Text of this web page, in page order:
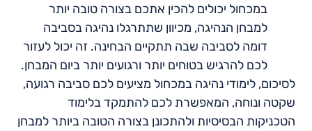
במכחול יכולים להכין אתכם בצורה טובה יותר
למבחן הנהיגה, מכיוון שתתרגלו נהיגה בסביבה
דומה לסביבה שבה תתקיים הבחינה. זה יכול לעזור
לכם להרגיש בטוחים יותר ורגועים יותר ביום המבחן.
לסיכום, לימודי נהיגה במכחול מציעים לכם סביבה רגועה,
שקטה ונוחה, המאפשרת לכם להתמקד בלימוד
הטכניקות הבסיסיות ולהתכונן בצורה הטובה ביותר למבחן